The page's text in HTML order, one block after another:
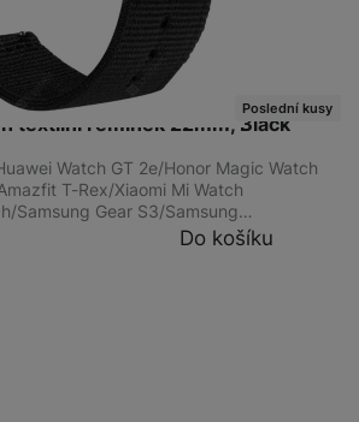
textilní řemínek 22mm, Black
na 1 prodejně
Poslední kusy
Watch GT 2e/Honor Magic Watch
T-Rex/Xiaomi Mi Watch
Samsung Gear S3/Samsung…
Do košíku